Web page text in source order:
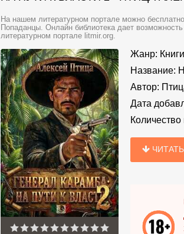
На нашем литературном портале можно
Попаданцы. Онлайн библиотека дает
литературном портале litmir.org.
Жанр: Книги
Название:
Автор:
Дата